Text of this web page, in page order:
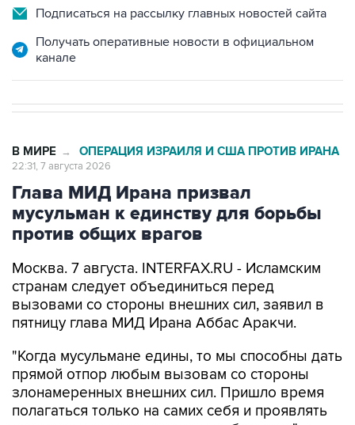
Получать оперативные новости в официальном
Глава МИД Ирана призвал
мусульман к единству для борьбы
против общих врагов
Москва. 7 августа. INTERFAX.RU - Исламским
вызовами со стороны внешних сил, заявил в
пятницу глава МИД Ирана Аббас Аракчи.
"Когда мусульмане едины, то мы способны дать
злонамеренных внешних сил. Пришло время
полагаться только на самих себя и проявлять
сплоченность в духе истинного братства", -
написал министр в соцсети Х.